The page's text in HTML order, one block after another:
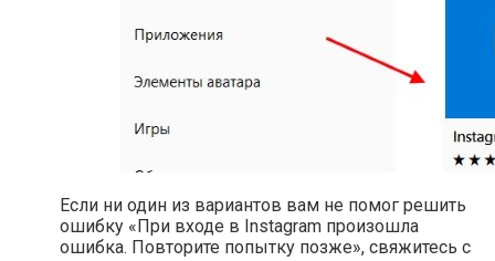
Если ни один из вариантов вам не помог решить
ошибку «При входе в Instagram произошла
ошибка. Повторите попытку позже», свяжитесь с